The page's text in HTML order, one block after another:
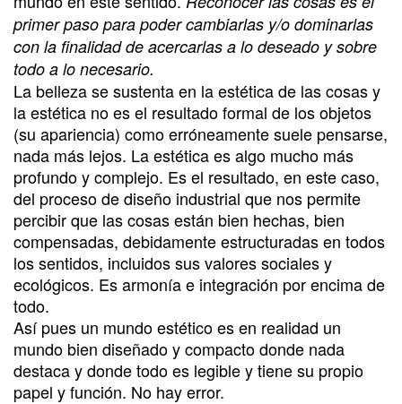
primer paso para poder cambiarlas y/o dominarlas
con la finalidad de acercarlas a lo deseado y sobre
todo a lo necesario.
La belleza se sustenta en la estética de las cosas y
la estética no es el resultado formal de los objetos
(su apariencia) como erróneamente suele pensarse,
nada más lejos. La estética es algo mucho más
profundo y complejo. Es el resultado, en este caso,
del proceso de diseño industrial que nos permite
percibir que las cosas están bien hechas, bien
compensadas, debidamente estructuradas en todos
los sentidos, incluidos sus valores sociales y
ecológicos. Es armonía e integración por encima de
todo.
Así pues un mundo estético es en realidad un
mundo bien diseñado y compacto donde nada
destaca y donde todo es legible y tiene su propio
papel y función. No hay error.